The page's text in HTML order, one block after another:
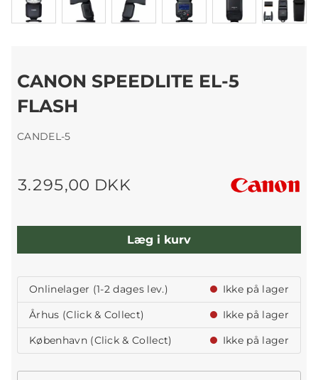
CANON SPEEDLITE EL-5
FLASH
CANDEL-5
3.295,00 DKK
Læg i kurv
Onlinelager (1-2 dages lev.)
Ikke på lager
Århus (Click & Collect)
Ikke på lager
København (Click & Collect)
Ikke på lager